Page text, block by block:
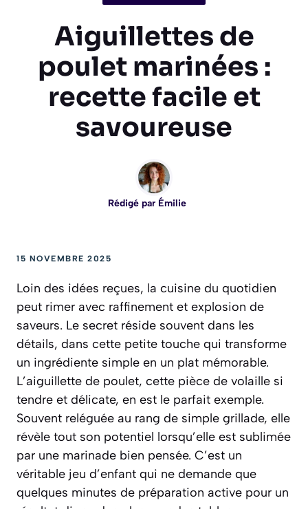
Aiguillettes de
poulet marinées :
recette facile et
savoureuse
Rédigé par Émilie
15 NOVEMBRE 2025
Loin des idées reçues, la cuisine du quotidien
peut rimer avec raffinement et explosion de
saveurs. Le secret réside souvent dans les
détails, dans cette petite touche qui transforme
un ingrédiente simple en un plat mémorable.
L’aiguillette de poulet, cette pièce de volaille si
tendre et délicate, en est le parfait exemple.
Souvent reléguée au rang de simple grillade, elle
révèle tout son potentiel lorsqu’elle est sublimée
par une marinade bien pensée. C’est un
véritable jeu d’enfant qui ne demande que
quelques minutes de préparation active pour un